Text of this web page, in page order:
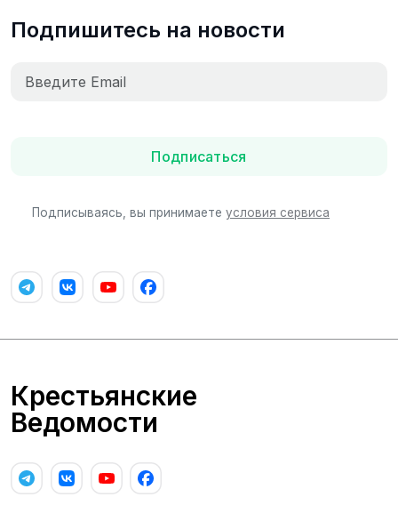
Подпишитесь на новости
Подписаться
Подписываясь, вы принимаете условия сервиса
Крестьянские
Ведомости